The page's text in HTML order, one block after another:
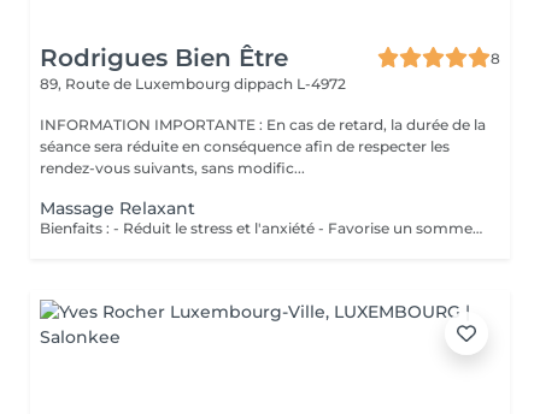
Rodrigues Bien Être
8
89, Route de Luxembourg dippach L-4972
INFORMATION IMPORTANTE : En cas de retard, la durée de la
séance sera réduite en conséquence afin de respecter les
rendez-vous suivants, sans modific...
Massage Relaxant
Bienfaits : - Réduit le stress et l'anxiété - Favorise un sommeil réparateur - Soulage les tensions musculaires - Procure une profonde sensation de bien-être